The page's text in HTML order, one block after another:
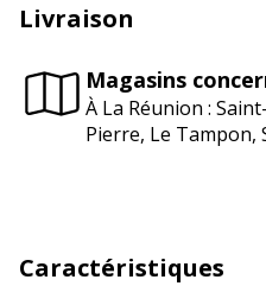
Livraison
Magasins
À La Réunion :
Pierre, Le Tampon,
Caractéristiques